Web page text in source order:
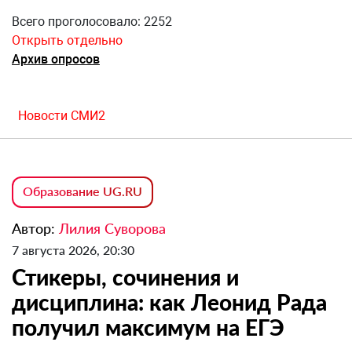
Всего проголосовало: 2252
Открыть отдельно
Архив опросов
Новости СМИ2
Образование UG.RU
Автор: Лилия Суворова
7 августа 2026, 20:30
Стикеры, сочинения и
дисциплина: как Леонид Рада
получил максимум на ЕГЭ